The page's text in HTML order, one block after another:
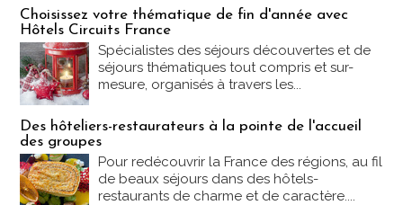
Choisissez votre thématique de fin d'année avec
Hôtels Circuits France
Spécialistes des séjours découvertes et de
séjours thématiques tout compris et sur-
mesure, organisés à travers les...
Des hôteliers-restaurateurs à la pointe de l'accueil
des groupes
Pour redécouvrir la France des régions, au fil
de beaux séjours dans des hôtels-
restaurants de charme et de caractère....